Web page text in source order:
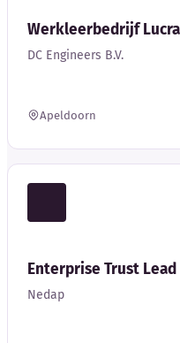
Werkleerbedrijf
DC Engineers B.V.
Apeldoorn
Enterprise Trust Lead
Nedap